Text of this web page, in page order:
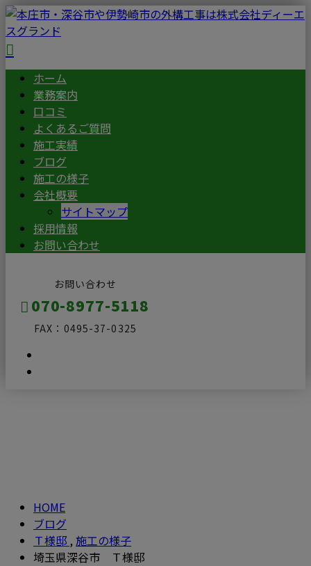
ホーム
業務案内
口コミ
よくあるご質問
施工実績
ブログ
施工の様子
会社概要
サイトマップ
採用情報
お問い合わせ
お問い合わせ
070-8977-5118
FAX：0495-37-0325
HOME
ブログ
Ｔ様邸 , 施工の様子
埼玉県深谷市 Ｔ様邸